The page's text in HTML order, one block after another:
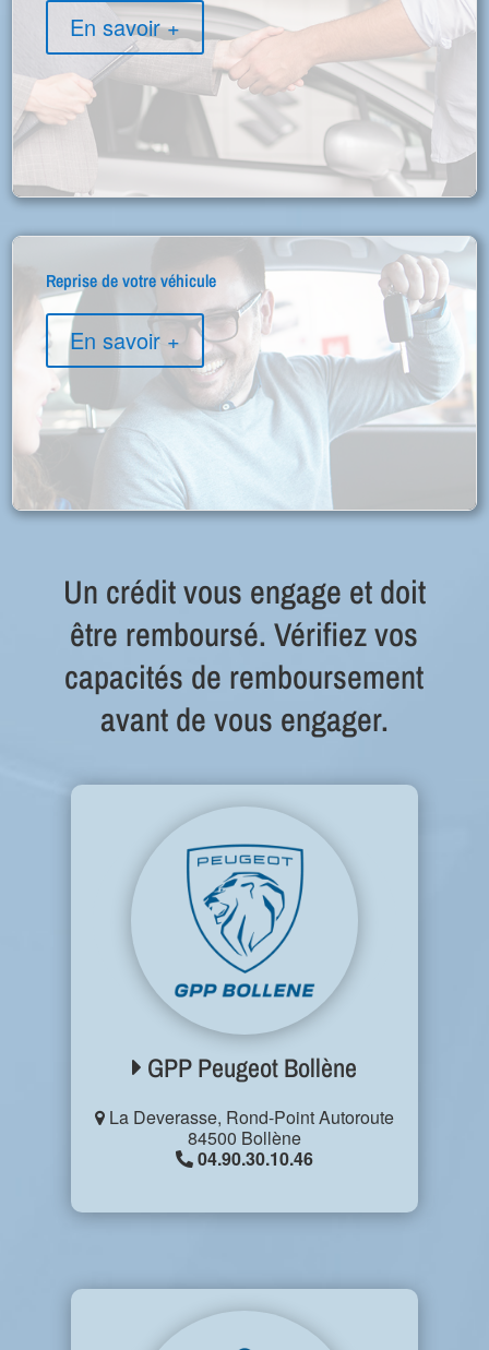
En savoir +
Reprise de votre véhicule
En savoir +
Un crédit vous engage et doit
être remboursé. Vérifiez vos
capacités de remboursement
avant de vous engager.
GPP Peugeot Bollène
La Deverasse, Rond-Point Autoroute
84500 Bollène
04.90.30.10.46